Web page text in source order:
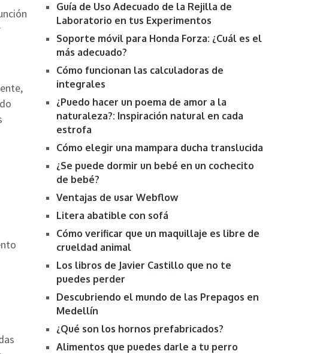
Guía de Uso Adecuado de la Rejilla de
Laboratorio en tus Experimentos
Soporte móvil para Honda Forza: ¿Cuál es el
más adecuado?
Cómo funcionan las calculadoras de
integrales
¿Puedo hacer un poema de amor a la
naturaleza?: Inspiración natural en cada
estrofa
Cómo elegir una mampara ducha translucida
¿Se puede dormir un bebé en un cochecito
de bebé?
Ventajas de usar Webflow
Litera abatible con sofá
Cómo verificar que un maquillaje es libre de
crueldad animal
Los libros de Javier Castillo que no te
puedes perder
Descubriendo el mundo de las Prepagos en
Medellín
¿Qué son los hornos prefabricados?
Alimentos que puedes darle a tu perro